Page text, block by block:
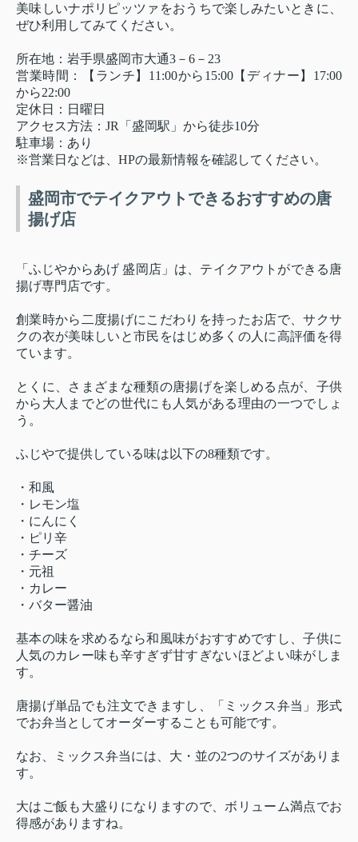
美味しいナポリピッツァをおうちで楽しみたいときに、
ぜひ利用してみてください。
所在地：岩手県盛岡市大通3－6－23
営業時間：【ランチ】11:00から15:00【ディナー】17:00
から22:00
定休日：日曜日
アクセス方法：JR「盛岡駅」から徒歩10分
駐車場：あり
※営業日などは、HPの最新情報を確認してください。
盛岡市でテイクアウトできるおすすめの唐
揚げ店
「ふじやからあげ 盛岡店」は、テイクアウトができる唐
揚げ専門店です。
創業時から二度揚げにこだわりを持ったお店で、サクサ
クの衣が美味しいと市民をはじめ多くの人に高評価を得
ています。
とくに、さまざまな種類の唐揚げを楽しめる点が、子供
から大人までどの世代にも人気がある理由の一つでしょ
う。
ふじやで提供している味は以下の8種類です。
・和風
・レモン塩
・にんにく
・ピリ辛
・チーズ
・元祖
・カレー
・バター醤油
基本の味を求めるなら和風味がおすすめですし、子供に
人気のカレー味も辛すぎず甘すぎないほどよい味がしま
す。
唐揚げ単品でも注文できますし、「ミックス弁当」形式
でお弁当としてオーダーすることも可能です。
なお、ミックス弁当には、大・並の2つのサイズがありま
す。
大はご飯も大盛りになりますので、ボリューム満点でお
得感がありますね。